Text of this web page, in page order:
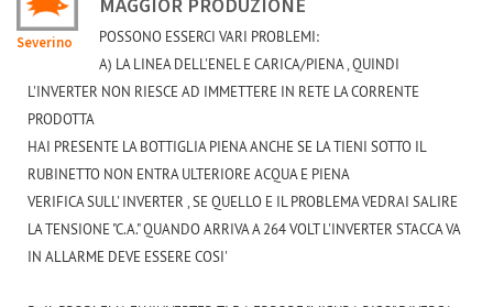
Severino
POSSONO ESSERCI VARI PROBLEMI:
A) LA LINEA DELL'ENEL E CARICA/PIENA , QUINDI
L'INVERTER NON RIESCE AD IMMETTERE IN RETE LA CORRENTE
PRODOTTA
HAI PRESENTE LA BOTTIGLIA PIENA ANCHE SE LA TIENI SOTTO IL
RUBINETTO NON ENTRA ULTERIORE ACQUA E PIENA
VERIFICA SULL' INVERTER , SE QUELLO E IL PROBLEMA VEDRAI SALIRE
LA TENSIONE "C.A." QUANDO ARRIVA A 264 VOLT L'INVERTER STACCA VA
IN ALLARME DEVE ESSERE COSI'